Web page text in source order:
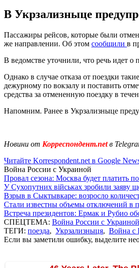
В Укрзализныце
Пассажиры рейсов, которые были
же направлении. Об этом сообщили в
В ведомстве уточнили, что речь идет
Однако в случае отказа от поездки
дежурному по вокзалу и поставить
средства за отмененную поездку в
Напомним. Ранее в Укрзализныце
Новини от Корреспондент.netв
Читайте Korrespondent.net в Google
Война России с Украиной
Провал сезона: Москва будет платить
У Сухопутних військах зробили заяву
Взрыв в Сыктывкаре: возросло
Стали известны объемы отключений в
Встреча президентов: Ермак и Рубио
СПЕЦТЕМА: Война России с Украиной
ТЕГИ: поезда, Укрзализныця, Война с
Если вы заметили ошибку, выделите